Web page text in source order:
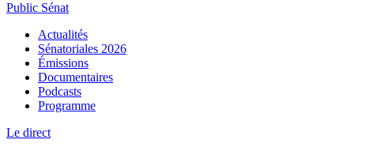
Public Sénat
Actualités
Sénatoriales 2026
Émissions
Documentaires
Podcasts
Programme
Le direct